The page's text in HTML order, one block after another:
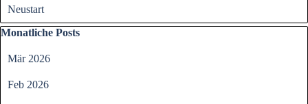
Neustart
Block überspringen Monatliche Posts
Monatliche Posts
Mär 2026
Feb 2026